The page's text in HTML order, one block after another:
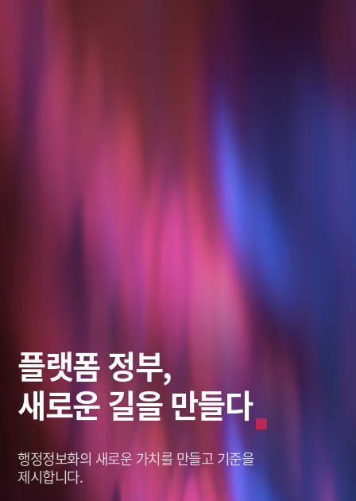
스마트 솔루션,
미래를 바라보다
창조적인 미래,솔리데오가 열어갑니다.
데이터로
그리는 혁신적인 미래
나를 새롭게 세상을 이롭게,Solideo Data.
플랫폼 정부,
새로운 길을 만들다
행정정보화의 새로운 가치를만들고 기준을
제시합니다.
미래를 바라보다
창조적인 미래,솔리데오가 열어갑니다.
그리는 혁신적인 미래
나를 새롭게 세상을 이롭게,Solideo Data.